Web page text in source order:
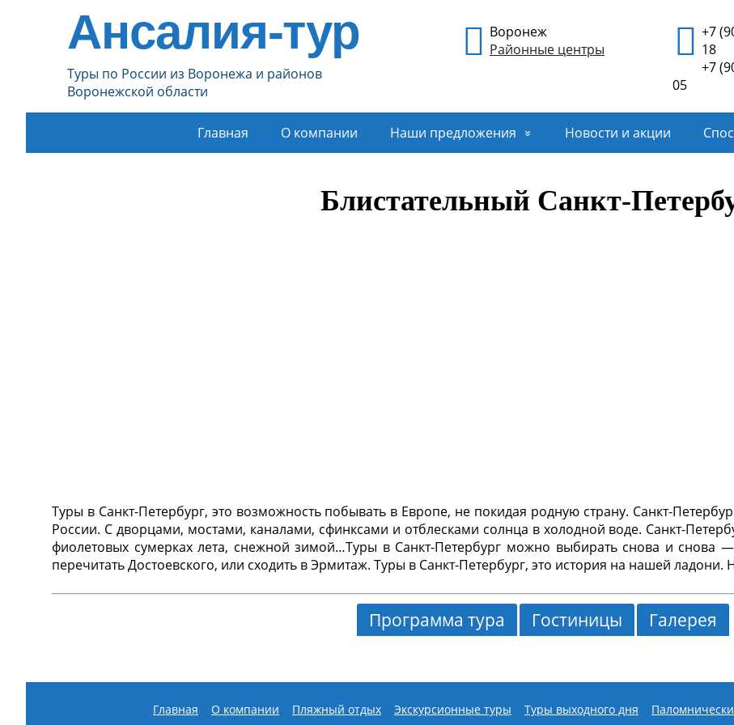
Ансалия-тур
Туры по России из Воронежа и районов
Воронежской области
Воронеж
Районные центры
+7
18
+7
05
Главная О компании Наши предложения Новости и акции
Блистательный Санкт-
Туры в Санкт-Петербург, это возможность побывать в Европе, не покидая родную страну. Санкт-
России. С дворцами, мостами, каналами, сфинксами и отблесками солнца в холодной воде. Санкт-
фиолетовых сумерках лета, снежной зимой…Туры в Санкт-Петербург можно выбирать снова и снова —
перечитать Достоевского, или сходить в Эрмитаж. Туры в Санкт-Петербург, это история на нашей ладони.
Программа тура Гостиницы Галерея
Первый день
Обзорная автобусная экскурсия по городу , во время которой вы познакомитесь с богатой
Главная О компании Пляжный отдых Экскурсионные туры Туры выходного дня